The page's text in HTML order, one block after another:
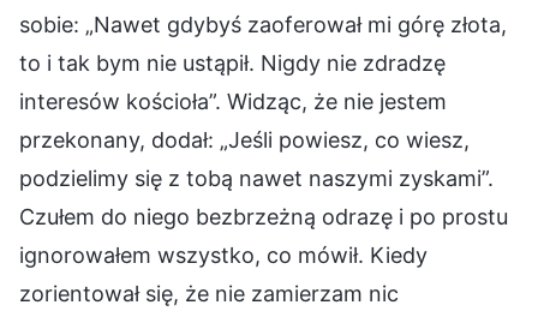
sobie: „Nawet gdybyś zaoferował mi górę złota,
to i tak bym nie ustąpił. Nigdy nie zdradzę
interesów kościoła”. Widząc, że nie jestem
przekonany, dodał: „Jeśli powiesz, co wiesz,
podzielimy się z tobą nawet naszymi zyskami”.
Czułem do niego bezbrzeżną odrazę i po prostu
ignorowałem wszystko, co mówił. Kiedy
zorientował się, że nie zamierzam nic